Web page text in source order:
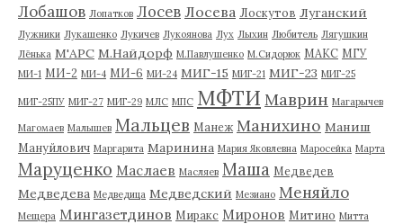
Лобашов Лопатков Лосев Лосева Лоскутов Луганский
Лужники Лукашенко Лукичев Лукоянова Лух Лыхин Любитель Лягушкин
Лёнька М'АРС М.Найдорф М.Павлушенко М.Сидорюк МАКС МГУ
МИ-1 МИ-2 МИ-4 МИ-6 МИ-24 МИГ-15 МИГ-21 МИГ-23 МИГ-25
МИГ-25ПУ МИГ-27 МИГ-29 МЛС МПС МФТИ Маврин Магарычев
Магомаев Малышев Мальцев Манеж Манихино Маниш
Мануйлович Маргарита Маринина Мария Яковлевна Маросейка Марта
Маруценко Маслаев Масляев Маша Медведев
Медведева Медведица Медведский Мезиано Меняйло
Мещера Мингазетдинов Миракс Миронов Митино Митта